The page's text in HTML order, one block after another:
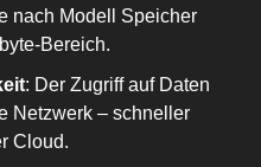
nach Modell Speicher
Bereich.
: Der Zugriff auf Daten
Netzwerk – schneller
Cloud.